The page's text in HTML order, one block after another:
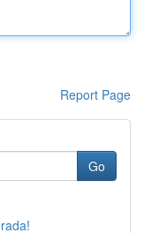
Report Page
Go